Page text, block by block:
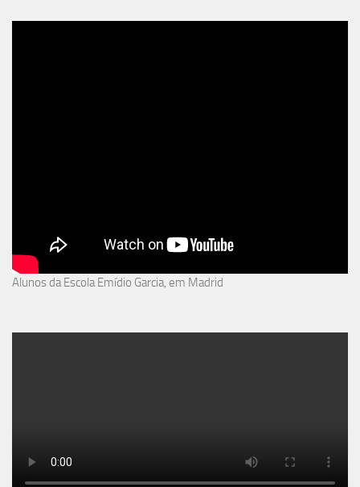
Alunos da Escola Emídio Garcia, em Madrid